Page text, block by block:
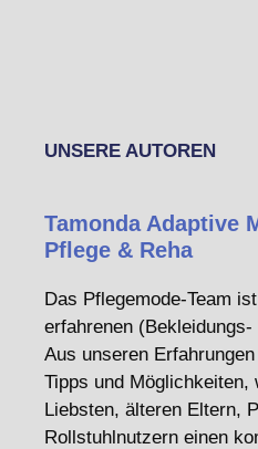
UNSERE AUTOREN
Tamonda Adaptive
Pflege & Reha
Das Pflegemode-Team
erfahrenen
Aus unseren
Tipps und Möglichkeiten,
Liebsten, älteren Eltern,
Rollstuhlnutzern einen